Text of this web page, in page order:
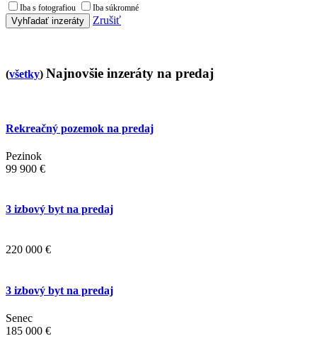
Iba s fotografiou Iba súkromné
Vyhľadať inzeráty Zrušiť
(všetky) Najnovšie inzeráty na predaj
Rekreačný pozemok na predaj
Pezinok
99 900 €
3 izbový byt na predaj
220 000 €
3 izbový byt na predaj
Senec
185 000 €